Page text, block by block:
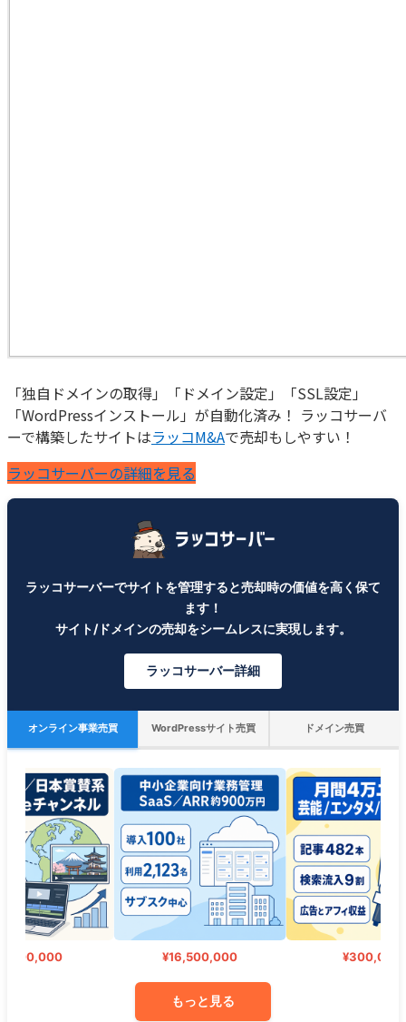
「独自ドメインの取得」「ドメイン設定」「SSL設定」
「WordPressインストール」が自動化済み！ ラッコサーバ
ーで構築したサイトはラッコM&Aで売却もしやすい！
ラッコサーバーの詳細を見る
ラッコサーバーでサイトを管理すると売却時の価値を高く保て
ます！
サイト/ドメインの売却をシームレスに実現します。
ラッコサーバー詳細
オンライン事業売買 WordPressサイト売買 ドメイン売買
¥16,500,000 ¥300,000
もっと見る